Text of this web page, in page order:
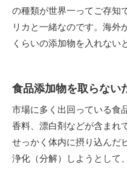
の種類が世界一ってご存知
リカと一緒なのです。海外
くらいの添加物を入れない
食品添加物を取らない
市場に多く出回っている食
香料、漂白剤などが含まれ
せっかく体内に摂り込んだ
浄化（分解）しようとして